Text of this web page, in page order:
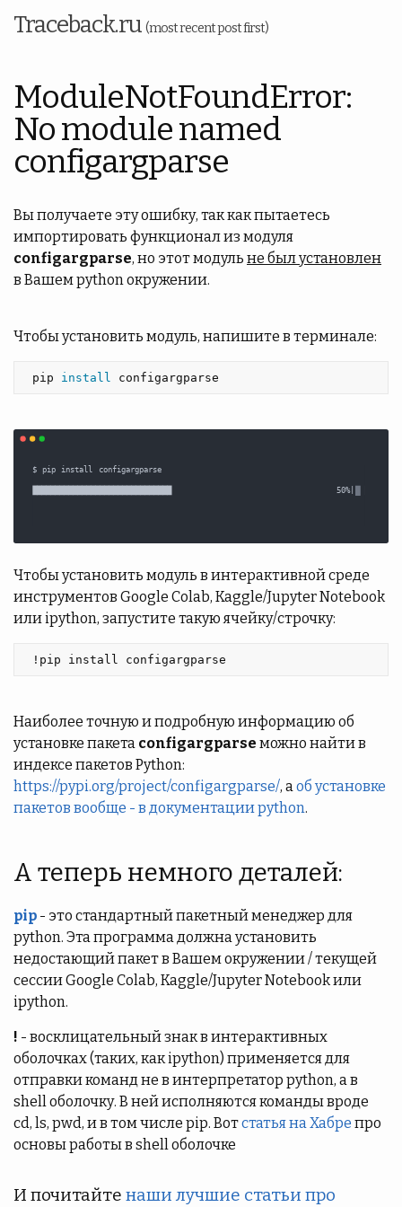
Traceback.ru (most recent post first)
ModuleNotFoundError:
No module named
configargparse
Вы получаете эту ошибку, так как пытаетесь
импортировать функционал из модуля
configargparse, но этот модуль не был установлен
в Вашем python окружении.
Чтобы установить модуль, напишите в терминале:
pip install configargparse
Чтобы установить модуль в интерактивной среде
инструментов Google Colab, Kaggle/Jupyter Notebook
или ipython, запустите такую ячейку/строчку:
!pip install configargparse
Наиболее точную и подробную информацию об
установке пакета configargparse можно найти в
индексе пакетов Python:
https://pypi.org/project/configargparse/, аоб установке
пакетов вообще - в документации python.
А теперь немного деталей:
pip - это стандартный пакетный менеджер для
python. Эта программа должна установить
недостающий пакет в Вашем окружении / текущей
сессии Google Colab, Kaggle/Jupyter Notebook или
ipython.
! - восклицательный знак в интерактивных
оболочках (таких, как ipython) применяется для
отправки команд не в интерпретатор python, а в
shell оболочку. В ней исполняются команды вроде
cd, ls, pwd, и в том числе pip. Вотстатья на Хабре про
основы работы в shell оболочке
И почитайте наши лучшие статьи про